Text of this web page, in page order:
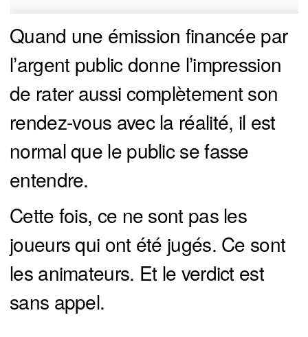
Quand une émission financée par
l’argent public donne l’impression
de rater aussi complètement son
rendez-vous avec la réalité, il est
normal que le public se fasse
entendre.
Cette fois, ce ne sont pas les
joueurs qui ont été jugés. Ce sont
les animateurs. Et le verdict est
sans appel.